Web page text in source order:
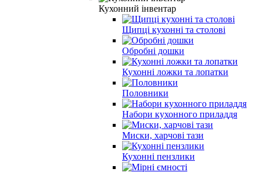
Кухонний інвентар
Щипці кухонні та столові
Обробні дошки
Кухонні ложки та лопатки
Половники
Набори кухонного приладдя
Миски, харчові тази
Кухонні пензлики